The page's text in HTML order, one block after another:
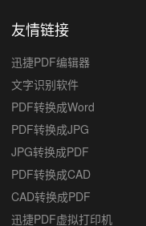
友情链接
文字识别软件
PDF转换成Word
PDF转换成JPG
JPG转换成PDF
PDF转换成CAD
CAD转换成PDF
迅捷PDF虚拟打印机